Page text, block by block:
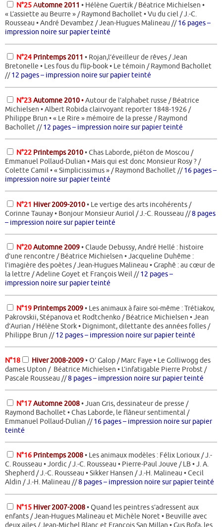
N°25Automne 2011 • Hélène Guertik / Béatrice Michielsen •
« L’assiette au Beurre » / Raymond Bachollet • Vu du ciel / J.-C.
Rousseau • André Devambez / Jean-Hugues Malineau //16 pages –
impression noire sur papier teinté
N°24 Printemps 2011 • Rojan,l’éveilleur de rêves / Jean
Bretonelle • Les fous du flip-book • Le témoin / Raymond Bachollet
//12 pages – impression noire sur papier teinté
N°23Automne 2010•Autour de l’alphabet russe / Béatrice
Michielsen • Albert Robida clairvoyant reporter 1848-1926 /
Philippe Brun • « Le Rire » mémoire de la presse / Raymond
Bachollet //12 pages – impression noire sur papier teinté
N°22 Printemps 2010• Chas Laborde, piéton de Moscou /
Emmanuel Pollaud-Dulian • Mais qui est donc Monsieur Rosy ? /
Colette Camil • « Simplicissimus » / Raymond Bachollet //16 pages –
impression noire sur papier teinté
N°21 Hiver 2009-2010• Le vertige des arts incohérents /
Corinne Taunay • Bonjour Monsieur Auriol / J.-C. Rousseau //8 pages
– impression noire sur papier teinté
N°20Automne 2009• Claude Debussy, André Hellé : histoire
d’une rencontre / Béatrice Michielsen • Jacqueline Duhême :
l’imagière des poètes / Jean-Hugues Malineau • Graphê : au cœur de
la lettre / Adeline Goyet et François Weil //12 pages –
impression noire sur papier teinté
N°19 Printemps 2009• Les animaux à faire soi-même : Trétiakov,
Pakrovskii, Stépanova et Rodtchenko / Béatrice Michielsen • Jean
d’Aurian / Hélène Stork • Dignimont, dilettante des années folles /
Philippe Brun //12 pages – impression noire sur papier teinté
N°18 Hiver 2008-2009• O’ Galop / Marc Faye • Le Golliwogg des
dames Upton / Béatrice Michielsen • L’infatigable Pierre Probst /
Pascale Rousseau //8 pages – impression noire sur papier teinté
N°17Automne 2008• Juan Gris, dessinateur de presse /
Raymond Bachollet • Chas Laborde, le flâneur sentimental /
Emmanuel Pollaud-Dulian //16 pages – impression noire sur papier
teinté
N°16 Printemps 2008• Les animaux modèles : Félix Lorioux / J.-
C. Rousseau • Jordic / J.-C. Rousseau • Pierre-Paul Jouve / LB • J. A.
Shepherd / J.-C. Rousseau • Sikker Hansen / J.-H. Malineau • Cecil
Aldin / J.-H. Malineau //8 pages – impression noire sur papier teinté
N°15 Hiver 2007-2008• Quand les peintres s’adressent aux
enfants / Jean-Hugues Malineau et Michèle Noret • Beuville avec
deux ailes / Jean-Michel Blanc et François San Millan • Gus Bofa, les